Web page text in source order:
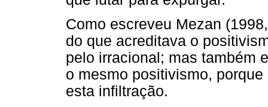
Como escreveu Mezan
do que acreditava o
pelo irracional; mas também
o mesmo positivismo,
esta infiltração.